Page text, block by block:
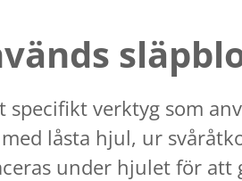
specifikt verktyg som
låsta hjul, ur
under hjulet för